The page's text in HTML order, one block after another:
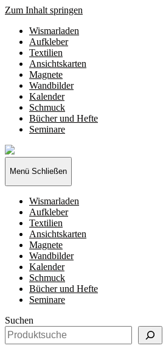
Zum Inhalt springen
Wismarladen
Aufkleber
Textilien
Ansichtskarten
Magnete
Wandbilder
Kalender
Schmuck
Bücher und Hefte
Seminare
Wismarladen
-
deine
Produzentengemeinschaft
Menü Schließen
Wismarladen
Aufkleber
Textilien
Ansichtskarten
Magnete
Wandbilder
Kalender
Schmuck
Bücher und Hefte
Seminare
Suchen